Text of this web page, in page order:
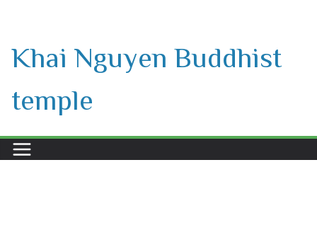
content
Khai Nguyen Buddhist
temple